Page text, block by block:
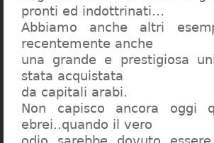
pronti ed indottrinati…
Abbiamo anche altri
recentemente anche
una grande e prestigiosa
stata acquistata
da capitali arabi.
Non capisco ancora oggi
ebrei..quando il vero